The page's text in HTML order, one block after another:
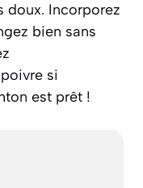
doux. Incorporez
bien sans
si
est prêt !